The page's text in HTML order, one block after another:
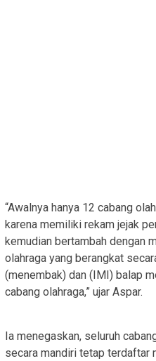
“Awalnya hanya 12 cabang
karena memiliki rekam jejak
kemudian bertambah dengan
olahraga yang berangkat
(menembak) dan (IMI) balap
cabang olahraga,” ujar Aspar.
Ia menegaskan, seluruh
secara mandiri tetap terdaftar